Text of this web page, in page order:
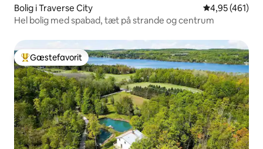
Bolig i Traverse City 4,95 ud af 5 i
4,95 (461)
Hel bolig med spabad, tæt på strande og centrum
Bedste gæstefavorit
Gæstefavorit